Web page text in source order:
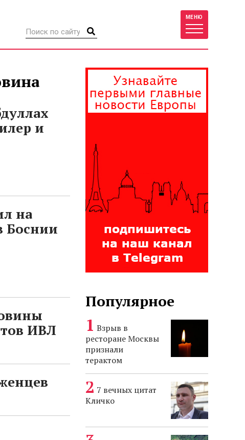
МЕНЮ
и
на
Боснии
ИВЛ
Популярное
Взрыв в
ресторане Москвы
признали
терактом
7 вечных цитат
Кличко